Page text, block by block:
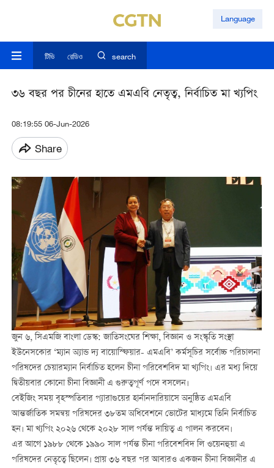
Language
টিভি রেডিও search
৩৬ বছর পর চীনের হাতে এমএবি নেতৃত্ব, নির্বাচিত মা খ্যপিং
08:19:55 06-Jun-2026
Share
জুন ৬, সিএমজি বাংলা ডেস্ক: জাতিসংঘের শিক্ষা, বিজ্ঞান ও সংস্কৃতি সংস্থা
ইউনেসকোর ‘ম্যান অ্যান্ড দ্য বায়োস্ফিয়ার- এমএবি’ কর্মসূচির সর্বোচ্চ পরিচালনা
পরিষদের চেয়ারম্যান নির্বাচিত হলেন চীনা পরিবেশবিদ মা খ্যপিং। এর মধ্য দিয়ে
দ্বিতীয়বার কোনো চীনা বিজ্ঞানী এ গুরুত্বপূর্ণ পদে বসলেন।
বেইজিং সময় বৃহস্পতিবার প্যারাগুয়ের হার্নানদারিয়াসে অনুষ্ঠিত এমএবি
আন্তর্জাতিক সমন্বয় পরিষদের ৩৮তম অধিবেশনে ভোটের মাধ্যমে তিনি নির্বাচিত
হন। মা খ্যপিং ২০২৬ থেকে ২০২৮ সাল পর্যন্ত দায়িত্ব এ পালন করবেন।
এর আগে ১৯৮৮ থেকে ১৯৯০ সাল পর্যন্ত চীনা পরিবেশবিদ লি ওয়েনহুয়া এ
পরিষদের নেতৃত্বে ছিলেন। প্রায় ৩৬ বছর পর আবারও একজন চীনা বিজ্ঞানীর এ